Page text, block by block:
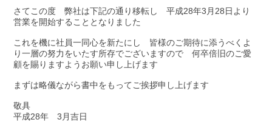
さてこの度 弊社は下記の通り移転し 平成28年3月28日より
営業を開始することとなりました
これを機に社員一同心を新たにし 皆様のご期待に添うべくよ
り一層の努力をいたす所存でございますので 何卒倍旧のご愛
顧を賜りますようお願い申し上げます
まずは略儀ながら書中をもってご挨拶申し上げます
敬具
平成28年 3月吉日